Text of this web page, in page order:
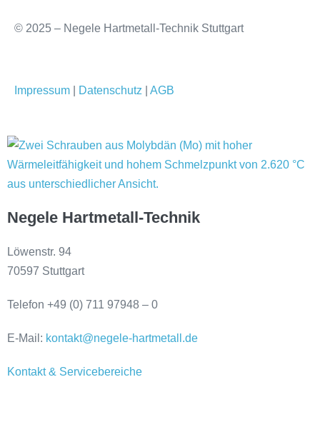
© 2025 – Negele Hartmetall-Technik Stuttgart
Impressum Datenschutz AGB
Negele Hartmetall-Technik
Löwenstr. 94
70597 Stuttgart
Telefon +49 (0) 711 97948 – 0
E-Mail: kontakt@negele-hartmetall.de
Kontakt & Servicebereiche